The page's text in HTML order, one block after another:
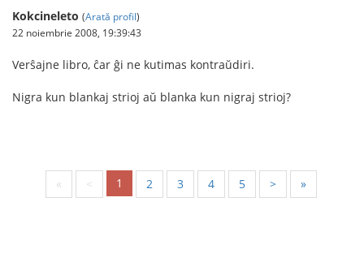
Kokcineleto (Arată profil)
22 noiembrie 2008, 19:39:43
Verŝajne libro, ĉar ĝi ne kutimas kontraŭdiri.
Nigra kun blankaj strioj aŭ blanka kun nigraj strioj?
« < 1 2 3 4 5 > »